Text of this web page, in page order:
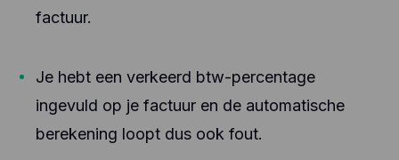
factuur.
Je hebt een verkeerd btw-percentage
ingevuld op je factuur en de automatische
berekening loopt dus ook fout.